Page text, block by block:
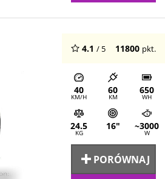
4.1 / 5 11800 pkt.
40
KM/H
60
KM
650
WH
24.5
KG
16" ~3000
W
PORÓWNAJ